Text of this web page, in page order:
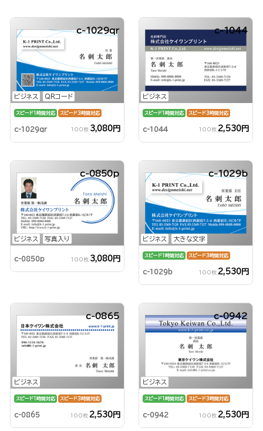
ビジネス QRコード
c-1029qr
スピード1時間対応 スピード3時間対応
c-1029qr 100枚 3,080円
ビジネス
c-1044
スピード1時間対応 スピード3時間対応
c-1044 100枚 2,530円
ビジネス 写真入り
c-0850p
c-0850p 100枚 3,080円
ビジネス 大きな文字
c-1029b
スピード1時間対応 スピード3時間対応
c-1029b 100枚 2,530円
ビジネス
c-0865
スピード1時間対応 スピード3時間対応
c-0865 100枚 2,530円
ビジネス
c-0942
スピード1時間対応 スピード3時間対応
c-0942 100枚 2,530円